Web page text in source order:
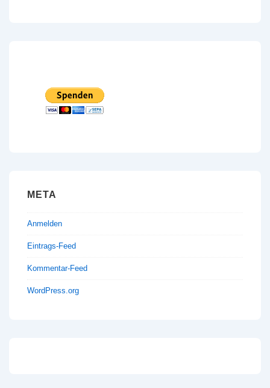
META
Anmelden
Eintrags-Feed
Kommentar-Feed
WordPress.org